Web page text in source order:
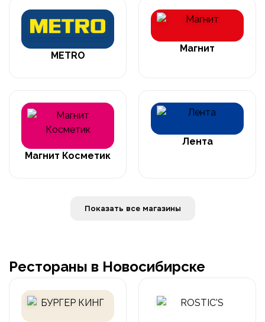
METRO
Магнит
Магнит Косметик
Лента
Показать все магазины
Рестораны в Новосибирске